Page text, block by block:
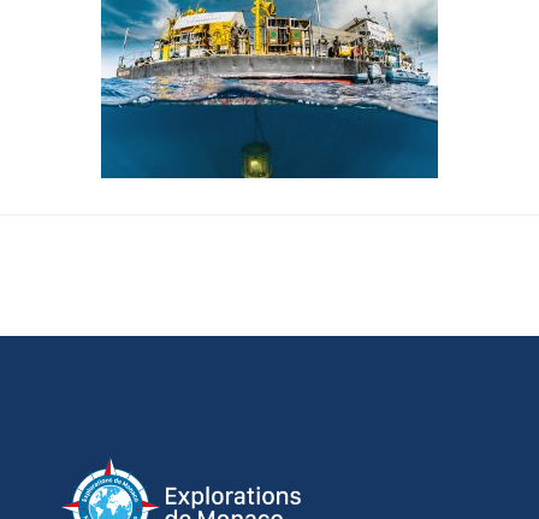
terminaux, recevoir et utiliser des caractéristiques
d’identification d’appareil envoyées
automatiquement, utiliser des données de
géolocalisation précises, analyser activement les
caractéristiques du terminal pour l’identification.
Vous pouvez modifier vos choix à tout moment en
cliquant sur « Gérer mes cookies » en bas des